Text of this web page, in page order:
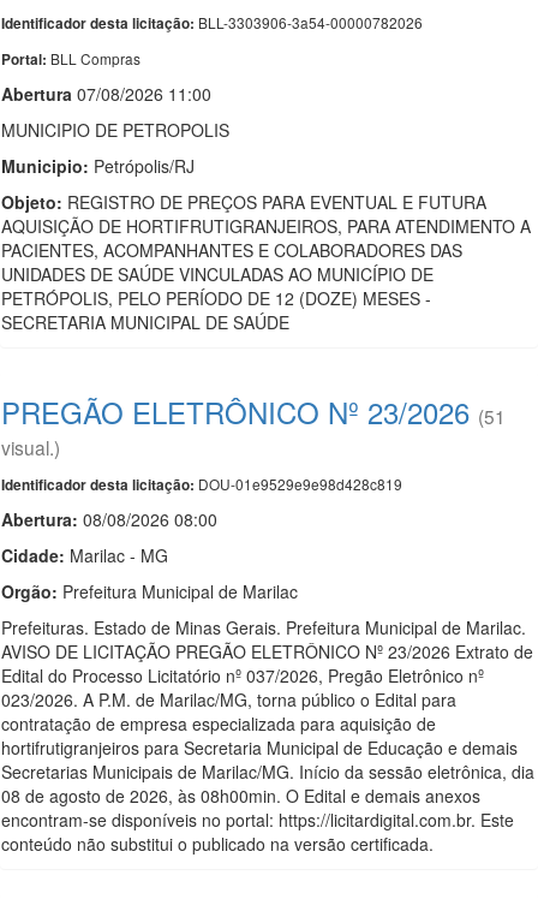
Identificador desta licitação: BLL-3303906-3a54-00000782026
Portal: BLL Compras
Abertura 07/08/2026 11:00
MUNICIPIO DE PETROPOLIS
Municipio: Petrópolis/RJ
Objeto: REGISTRO DE PREÇOS PARA EVENTUAL E FUTURA
AQUISIÇÃO DE HORTIFRUTIGRANJEIROS, PARA ATENDIMENTO A
PACIENTES, ACOMPANHANTES E COLABORADORES DAS
UNIDADES DE SAÚDE VINCULADAS AO MUNICÍPIO DE
PETRÓPOLIS, PELO PERÍODO DE 12 (DOZE) MESES -
SECRETARIA MUNICIPAL DE SAÚDE
PREGÃO ELETRÔNICO Nº 23/2026 (51
visual.)
Identificador desta licitação: DOU-01e9529e9e98d428c819
Abertura: 08/08/2026 08:00
Cidade: Marilac - MG
Orgão: Prefeitura Municipal de Marilac
Prefeituras. Estado de Minas Gerais. Prefeitura Municipal de Marilac.
AVISO DE LICITAÇÃO PREGÃO ELETRÔNICO Nº 23/2026 Extrato de
Edital do Processo Licitatório nº 037/2026, Pregão Eletrônico nº
023/2026. A P.M. de Marilac/MG, torna público o Edital para
contratação de empresa especializada para aquisição de
hortifrutigranjeiros para Secretaria Municipal de Educação e demais
Secretarias Municipais de Marilac/MG. Início da sessão eletrônica, dia
08 de agosto de 2026, às 08h00min. O Edital e demais anexos
encontram-se disponíveis no portal: https://licitardigital.com.br. Este
conteúdo não substitui o publicado na versão certificada.